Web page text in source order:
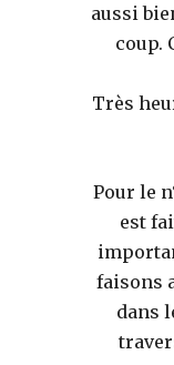
aussi
coup.
Très
Pour le
est
faisons
dans